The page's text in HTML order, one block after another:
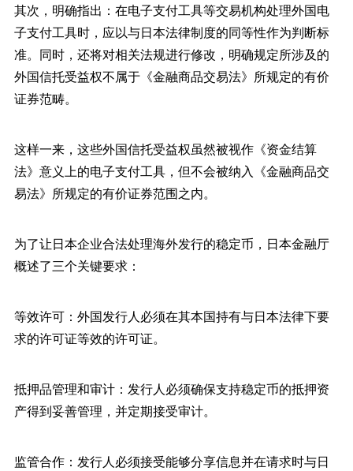
其次，明确指出：在电子支付工具等交易机构处理外国电
子支付工具时，应以与日本法律制度的同等性作为判断标
准。同时，还将对相关法规进行修改，明确规定所涉及的
外国信托受益权不属于《金融商品交易法》所规定的有价
证券范畴。
这样一来，这些外国信托受益权虽然被视作《资金结算
法》意义上的电子支付工具，但不会被纳入《金融商品交
易法》所规定的有价证券范围之内。
为了让日本企业合法处理海外发行的稳定币，日本金融厅
概述了三个关键要求：
等效许可：外国发行人必须在其本国持有与日本法律下要
求的许可证等效的许可证。
抵押品管理和审计：发行人必须确保支持稳定币的抵押资
产得到妥善管理，并定期接受审计。
监管合作：发行人必须接受能够分享信息并在请求时与日